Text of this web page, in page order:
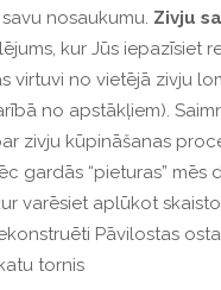
nosaukumu. Zivju
kur Jūs iepazīsiet
virtuvi no vietējā zivju
no apstākļiem).
zivju kūpināšanas
gardās “pieturas” mēs
varēsiet aplūkot skaisto
Pāvilostas
tornis